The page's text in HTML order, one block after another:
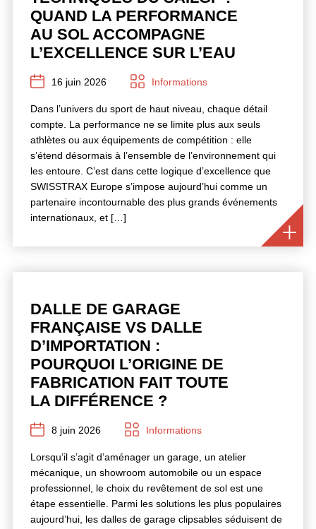
QUAND LA PERFORMANCE
AU SOL ACCOMPAGNE
L’EXCELLENCE SUR L’EAU
16 juin 2026 Informations
Dans l’univers du sport de haut niveau, chaque détail
compte. La performance ne se limite plus aux seuls
athlètes ou aux équipements de compétition : elle
s’étend désormais à l’ensemble de l’environnement qui
les entoure. C’est dans cette logique d’excellence que
SWISSTRAX Europe s’impose aujourd’hui comme un
partenaire incontournable des plus grands événements
internationaux, et […]
DALLE DE GARAGE
FRANÇAISE VS DALLE
D’IMPORTATION :
POURQUOI L’ORIGINE DE
FABRICATION FAIT TOUTE
LA DIFFÉRENCE ?
8 juin 2026 Informations
Lorsqu’il s’agit d’aménager un garage, un atelier
mécanique, un showroom automobile ou un espace
professionnel, le choix du revêtement de sol est une
étape essentielle. Parmi les solutions les plus populaires
aujourd’hui, les dalles de garage clipsables séduisent de